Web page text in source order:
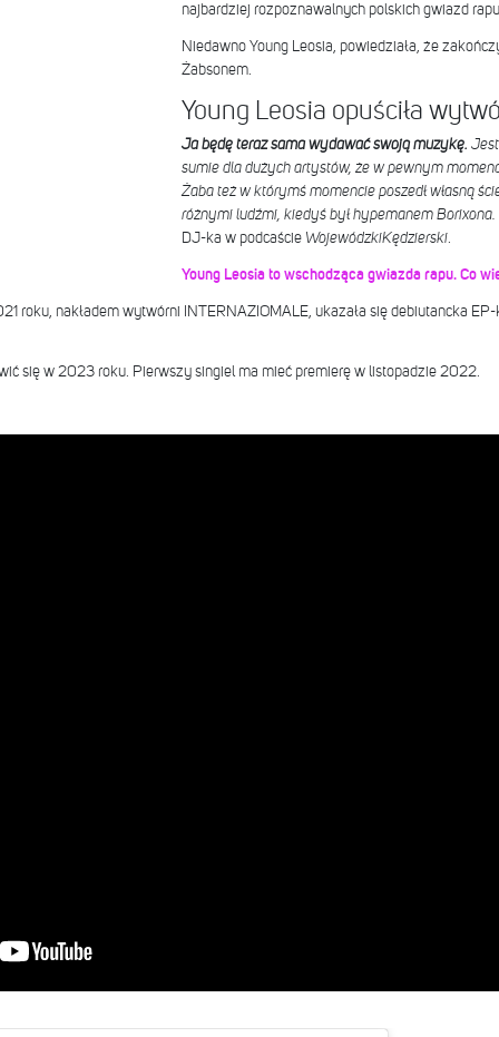
najbardziej rozpoznawalnych polskich gwiazd
Niedawno Young Leosia, powiedziała, że
Żabsonem.
Young Leosia opuściła
Ja będę teraz sama wydawać swoją muzykę.
sumie dla dużych artystów, że w pewnym
Żaba też w którymś momencie poszedł własną
różnymi ludźmi, kiedyś był hypemanem Borixona.
DJ-ka w podcaście WojewódzkiKędzierski.
Young Leosia to wschodząca gwiazda rapu. Co
roku, nakładem wytwórni INTERNAZIOMALE, ukazała się debiutancka
się w 2023 roku. Pierwszy singiel ma mieć premierę w listopadzie 2022.